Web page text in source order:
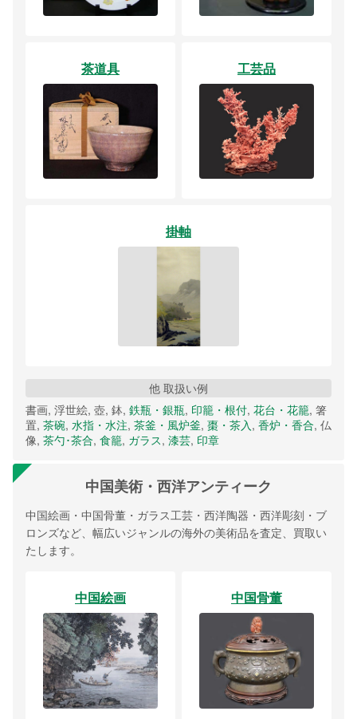
茶道具 工芸品
掛軸
他 取扱い例
書画, 浮世絵, 壺, 鉢, 鉄瓶・銀瓶, 印籠・根付, 花台・花籠, 箸
置, 茶碗, 水指・水注, 茶釜・風炉釜, 棗・茶入, 香炉・香合, 仏
像, 茶勺･茶合, 食籠, ガラス, 漆芸, 印章
中国美術・西洋アンティーク
中国絵画・中国骨董・ガラス工芸・西洋陶器・西洋彫刻・ブ
ロンズなど、幅広いジャンルの海外の美術品を査定、買取い
たします。
中国絵画 中国骨董